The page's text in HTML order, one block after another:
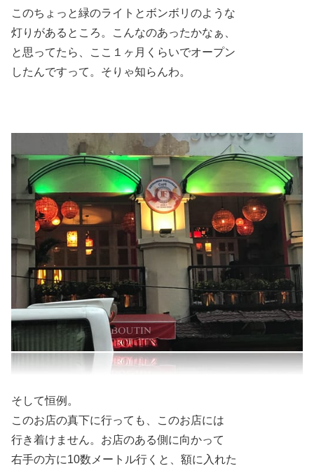
このちょっと緑のライトとボンボリのような
灯りがあるところ。こんなのあったかなぁ、
と思ってたら、ここ１ヶ月くらいでオープン
したんですって。そりゃ知らんわ。
そして恒例。
このお店の真下に行っても、このお店には
行き着けません。お店のある側に向かって
右手の方に10数メートル行くと、額に入れた